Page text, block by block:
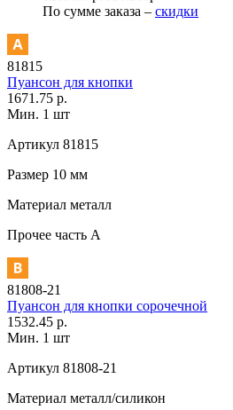
По сумме заказа – скидки
81815
Пуансон для кнопки
1671.75 р.
Мин. 1 шт
Артикул 81815
Размер 10 мм
Материал металл
Прочее часть A
81808-21
Пуансон для кнопки сорочечной
1532.45 р.
Мин. 1 шт
Артикул 81808-21
Материал металл/силикон